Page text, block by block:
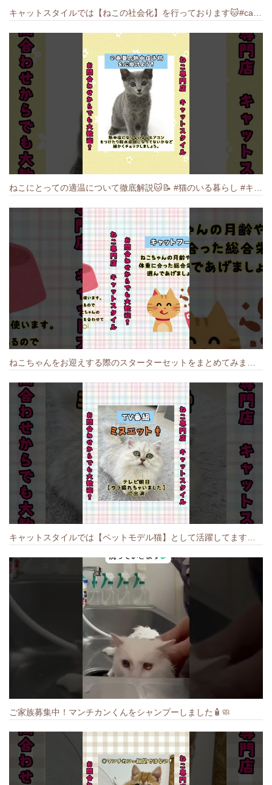
ご家族募集中！マンチカンくんをシャンプーしました🧴🧼